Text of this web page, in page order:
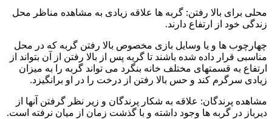
محلی برای بالا رفتن: گربه ها علاقه زیادی به مشاهده مناظر محل
زندگی خود از ارتفاع دارند.
چهارچوب ها و یا وسایل بازی مخصوص بالا رفتن گربه که در محل
مناسبی قرار داده شده باشند تا گربه پس از بالا رفتن از آن بتواند از
ارتفاع به قسمتهای مختلف خانه بنگرد می تواند گربه را به میزان
زیادی سرگرم کند و حس بالا رفتن از درخت را در او برانگیزد.
مشاهده پرندگان: علاقه به شکار پرندگان و زیر نظر گرفتن آنها از
دیرباز در گربه ها وجود داشته و با گذشت زمان از میان نرفته است.